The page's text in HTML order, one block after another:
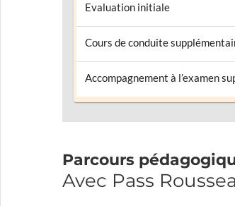
Evaluation initiale
Cours de conduite
Accompagnement à l’examen
Parcours
Avec Pass